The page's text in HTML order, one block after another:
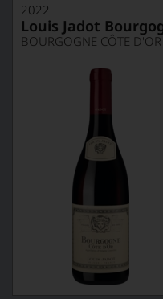
2022
Louis Jadot
BOURGOGNE CÔTE